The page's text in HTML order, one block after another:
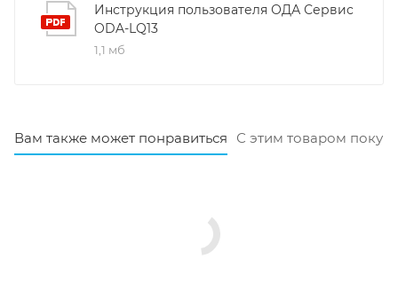
Инструкция пользователя ОДА Сервис
ODA-LQ13
1,1 мб
Вам также может понравиться С этим товаром